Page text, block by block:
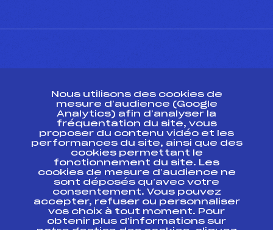
ESPACE PRESSE
Ressources
Pass’Neige
Projet sportif fédéral
Projet de performance fédéral
Antidopage
Pôle Développement, Formation, Suivi
Scientifique
Listes ministérielles
Nous utilisons des cookies de
mesure d’audience (Google
Analytics) afin d’analyser la
fréquentation du site, vous
proposer du contenu vidéo et les
performances du site, ainsi que des
cookies permettant le
fonctionnement du site. Les
cookies de mesure d’audience ne
sont déposés qu’avec votre
consentement. Vous pouvez
accepter, refuser ou personnaliser
vos choix à tout moment. Pour
obtenir plus d'informations sur